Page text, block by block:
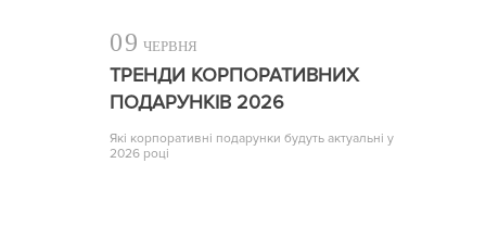
09 ЧЕРВНЯ
ТРЕНДИ КОРПОРАТИВНИХ
ПОДАРУНКІВ 2026
Які корпоративні подарунки будуть актуальні у
2026 році